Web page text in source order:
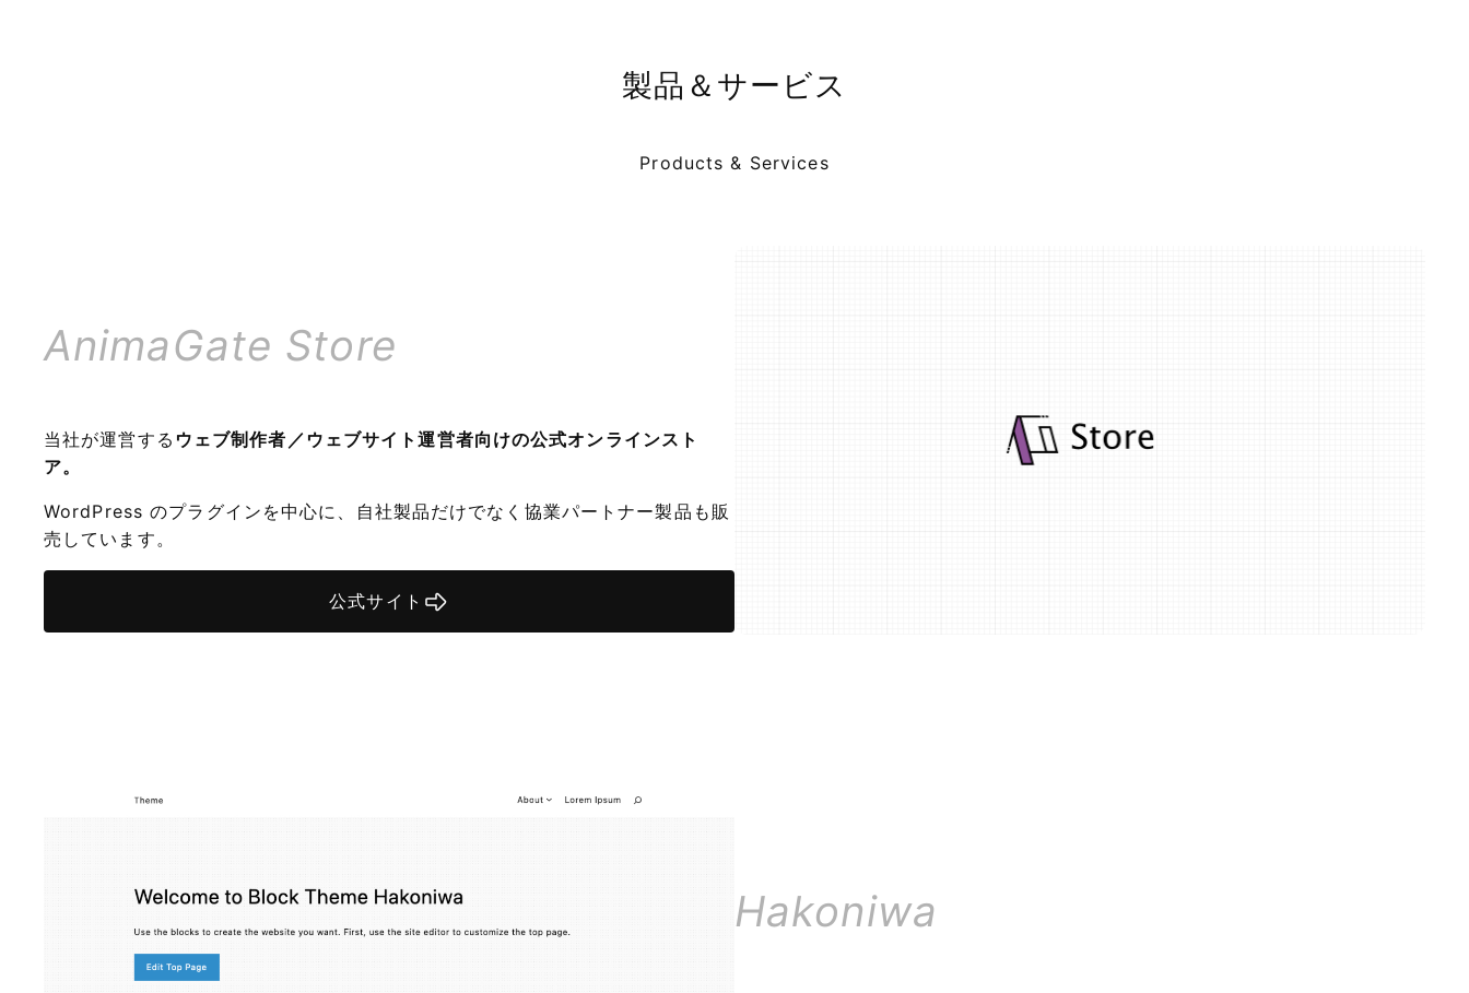
製品＆サービス
Products & Services
AnimaGate Store
当社が運営する ウェブ制作者／ウェブサイト運営者向けの公式オンラインスト
ア。
WordPress のプラグインを中心に、自社製品だけでなく協業パートナー製品も販
売しています。
公式サイト
Hakoniwa